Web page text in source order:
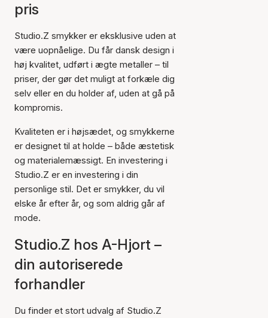
pris
Studio.Z smykker er eksklusive uden at
være uopnåelige. Du får dansk design i
høj kvalitet, udført i ægte metaller – til
priser, der gør det muligt at forkæle dig
selv eller en du holder af, uden at gå på
kompromis.
Kvaliteten er i højsædet, og smykkerne
er designet til at holde – både æstetisk
og materialemæssigt. En investering i
Studio.Z er en investering i din
personlige stil. Det er smykker, du vil
elske år efter år, og som aldrig går af
mode.
Studio.Z hos A-Hjort –
din autoriserede
forhandler
Du finder et stort udvalg af Studio.Z